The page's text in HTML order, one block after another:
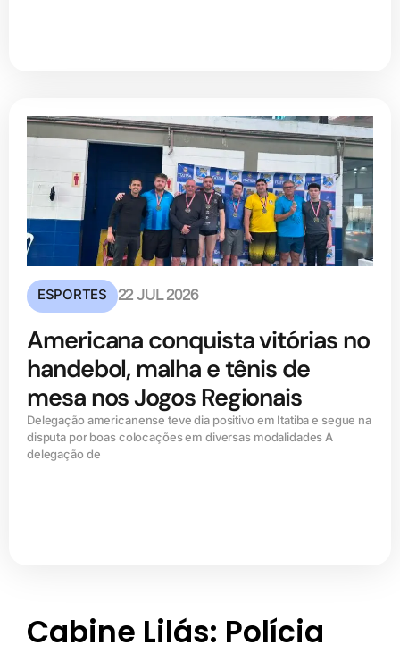
ESPORTES 22 JUL 2026
Americana conquista vitórias no
handebol, malha e tênis de
mesa nos Jogos Regionais
Delegação americanense teve dia positivo em Itatiba e segue na
disputa por boas colocações em diversas modalidades A
delegação de
Cabine Lilás: Polícia